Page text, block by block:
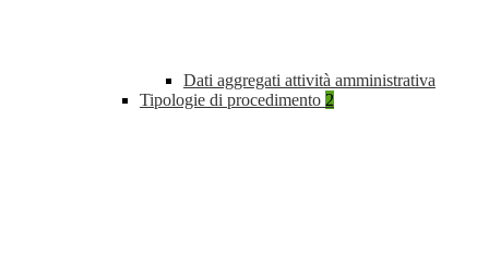
Dati aggregati attività amministrativa
Tipologie di procedimento 2